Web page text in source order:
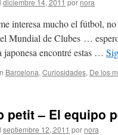
diciembre 14, 2011 por nora
interesa mucho el fútbol,
Mundial de Clubes …
japonesa encontré estas …
Barcelona, Curiosidades, De los
petit – El equipo
septiembre 12, 2011 por nora